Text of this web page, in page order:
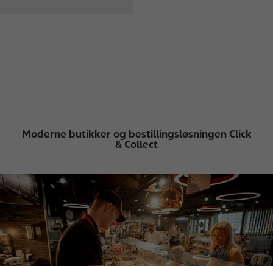
Moderne butikker og bestillingsløsningen Click
& Collect
I
g
e